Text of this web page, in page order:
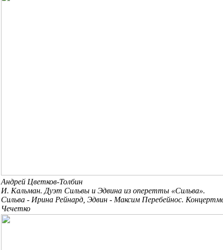
Андрей Цветков-Толбин
И. Кальман. Дуэт Сильвы и Эдвина из оперетты «Сильва».
Сильва - Ирина Рейнард, Эдвин - Максим Перебейнос.
Чечетко